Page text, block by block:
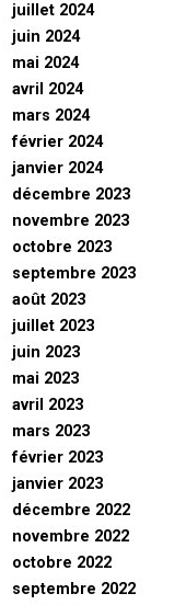
juillet 2024
juin 2024
mai 2024
avril 2024
mars 2024
février 2024
janvier 2024
décembre 2023
novembre 2023
octobre 2023
septembre 2023
août 2023
juillet 2023
juin 2023
mai 2023
avril 2023
mars 2023
février 2023
janvier 2023
décembre 2022
novembre 2022
octobre 2022
septembre 2022